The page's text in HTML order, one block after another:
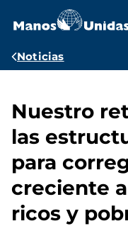
contenido
Ruta
Noticias
Nuestro
las
para
creciente
ricos y